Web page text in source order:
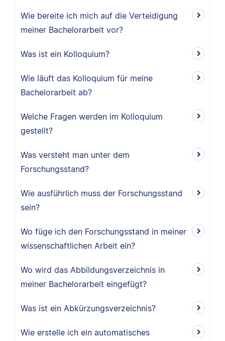
Wie bereite ich mich auf die Verteidigung
meiner Bachelorarbeit vor?
Was ist ein Kolloquium?
Wie läuft das Kolloquium für meine
Bachelorarbeit ab?
Welche Fragen werden im Kolloquium
gestellt?
Was versteht man unter dem
Forschungsstand?
Wie ausführlich muss der Forschungsstand
sein?
Wo füge ich den Forschungsstand in meiner
wissenschaftlichen Arbeit ein?
Wo wird das Abbildungsverzeichnis in
meiner Bachelorarbeit eingefügt?
Was ist ein Abkürzungsverzeichnis?
Wie erstelle ich ein automatisches